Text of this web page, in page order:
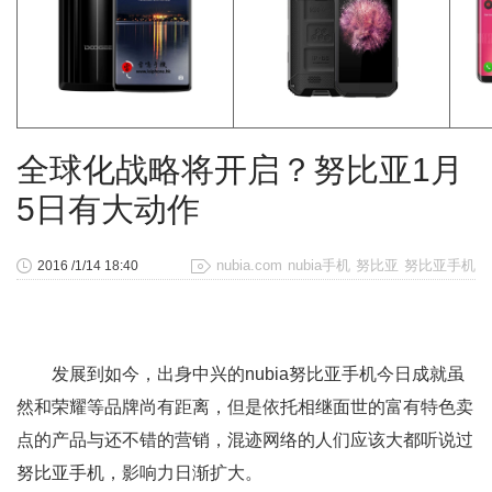
全球化战略将开启？努比亚1月
5日有大动作
nubia.com nubia手机 努比亚 努比亚手机
2016 /1/14 18:40
发展到如今，出身中兴的nubia努比亚手机今日成就虽
然和荣耀等品牌尚有距离，但是依托相继面世的富有特色卖
点的产品与还不错的营销，混迹网络的人们应该大都听说过
努比亚手机，影响力日渐扩大。